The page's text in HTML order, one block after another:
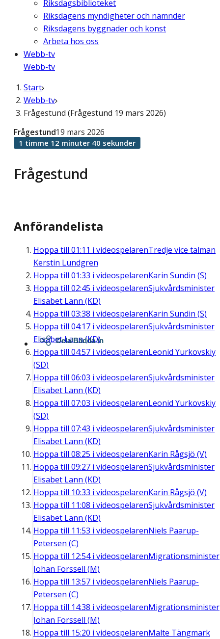
Riksdagsbiblioteket
Riksdagens myndigheter och nämnder
Riksdagens byggnader och konst
Arbeta hos oss
Webb-tv
Webb-tv
Start
Webb-tv
Frågestund (Frågestund 19 mars 2026)
Frågestund
Frågestund19 mars 2026
1 timme 12 minuter 40 sekunder
Anförandelista
Hoppa till 01:11 i videospelarenTredje vice talman
Kerstin Lundgren
Hoppa till 01:33 i videospelarenKarin Sundin (S)
Hoppa till 02:45 i videospelarenSjukvårdsminister
Elisabet Lann (KD)
Hoppa till 03:38 i videospelarenKarin Sundin (S)
Hoppa till 04:17 i videospelarenSjukvårdsminister
Elisabet Lann (KD)
Hoppa till 04:57 i videospelarenLeonid Yurkovskiy
(SD)
Hoppa till 06:03 i videospelarenSjukvårdsminister
Elisabet Lann (KD)
Hoppa till 07:03 i videospelarenLeonid Yurkovskiy
(SD)
Hoppa till 07:43 i videospelarenSjukvårdsminister
Elisabet Lann (KD)
Hoppa till 08:25 i videospelarenKarin Rågsjö (V)
Hoppa till 09:27 i videospelarenSjukvårdsminister
Elisabet Lann (KD)
Hoppa till 10:33 i videospelarenKarin Rågsjö (V)
Hoppa till 11:08 i videospelarenSjukvårdsminister
Elisabet Lann (KD)
Hoppa till 11:53 i videospelarenNiels Paarup-
Petersen (C)
Hoppa till 12:54i videospelarenMigrationsminister
Johan Forssell (M)
Hoppa till 13:57 i videospelarenNiels Paarup-
Petersen (C)
Hoppa till 14:38 i videospelarenMigrationsminister
Johan Forssell (M)
Hoppa till 15:20 i videospelarenMalte Tängmark
Dela/Bädda in